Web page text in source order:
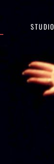
STUDIO